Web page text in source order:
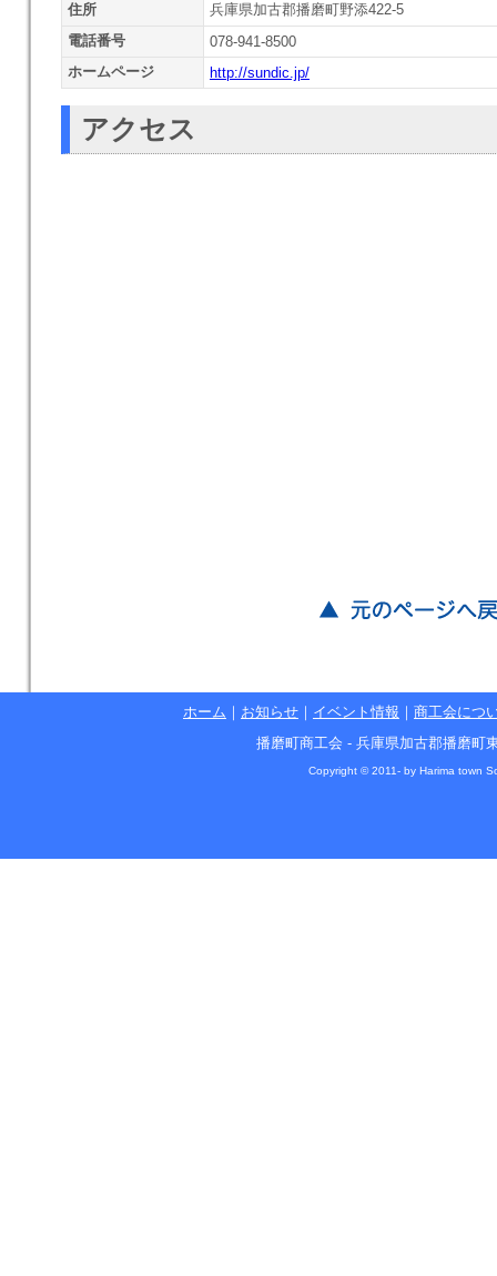
住所
兵庫県加古郡播磨町野添422-5
電話番号
078-941-8500
ホームページ
http://sundic.jp/
アクセス
ホーム ｜ お知らせ ｜ イベント情報 ｜ 商工会につ
播磨町商工会 - 兵庫県加古郡播磨町
Copyright © 2011- by Harima town